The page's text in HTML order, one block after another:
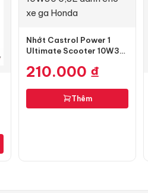
Nhớt Castrol Power 1
Ultimate Scooter 10W30
Honda
210.000 ₫
Thêm